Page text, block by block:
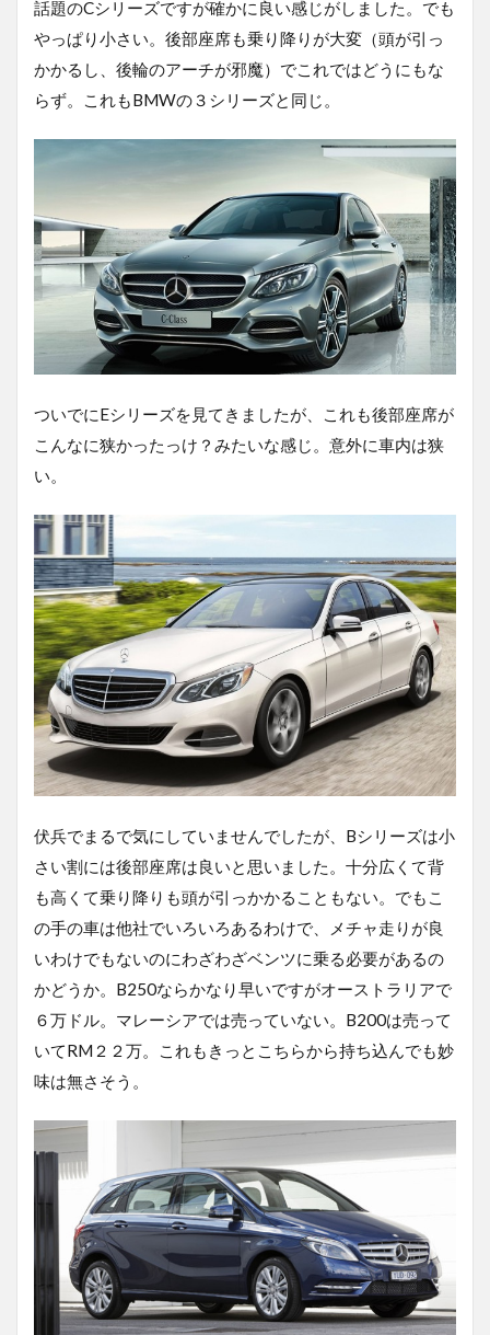
話題のCシリーズですが確かに良い感じがしました。でも
やっぱり小さい。後部座席も乗り降りが大変（頭が引っ
かかるし、後輪のアーチが邪魔）でこれではどうにもな
らず。これもBMWの３シリーズと同じ。
ついでにEシリーズを見てきましたが、これも後部座席が
こんなに狭かったっけ？みたいな感じ。意外に車内は狭
い。
伏兵でまるで気にしていませんでしたが、Bシリーズは小
さい割には後部座席は良いと思いました。十分広くて背
も高くて乗り降りも頭が引っかかることもない。でもこ
の手の車は他社でいろいろあるわけで、メチャ走りが良
いわけでもないのにわざわざベンツに乗る必要があるの
かどうか。B250ならかなり早いですがオーストラリアで
６万ドル。マレーシアでは売っていない。B200は売って
いてRM２２万。これもきっとこちらから持ち込んでも妙
味は無さそう。